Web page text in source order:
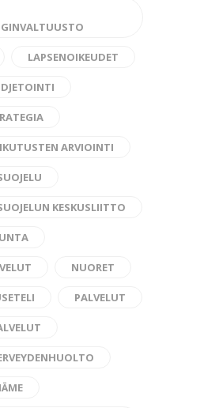
LAPSENOIKEUDET
ARVIOINTI
KESKUSLIITTO
NUORET
PALVELUT